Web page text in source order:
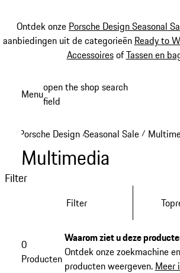
Ontdek onze Porsche Design Seasonal
aanbiedingen uit de categorieën Ready to
AccessoiresofTassen en
Menuopen the shop search
field
Porsche Design /Seasonal Sale /
Multimedia
Filter
Filter
0
Producten
Waarom ziet u deze
Ontdek onze zoekmachine
producten weergeven. Meer